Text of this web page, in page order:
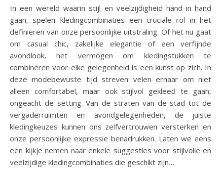
In een wereld waarin stijl en veelzijdigheid hand in hand
gaan, spelen kledingcombinaties een cruciale rol in het
definiëren van onze persoonlijke uitstraling. Of het nu gaat
om casual chic, zakelijke elegantie of een verfijnde
avondlook, het vermogen om kledingstukken te
combineren voor elke gelegenheid is een kunst op zich. In
deze modebewuste tijd streven velen ernaar om niet
alleen comfortabel, maar ook stijlvol gekleed te gaan,
ongeacht de setting. Van de straten van de stad tot de
vergaderruimten en avondgelegenheden, de juiste
kledingkeuzes kunnen ons zelfvertrouwen versterken en
onze persoonlijke expressie benadrukken. Laten we eens
een kijkje nemen naar enkele suggesties voor stijlvolle en
veelzijdige kledingcombinaties die geschikt zijn…